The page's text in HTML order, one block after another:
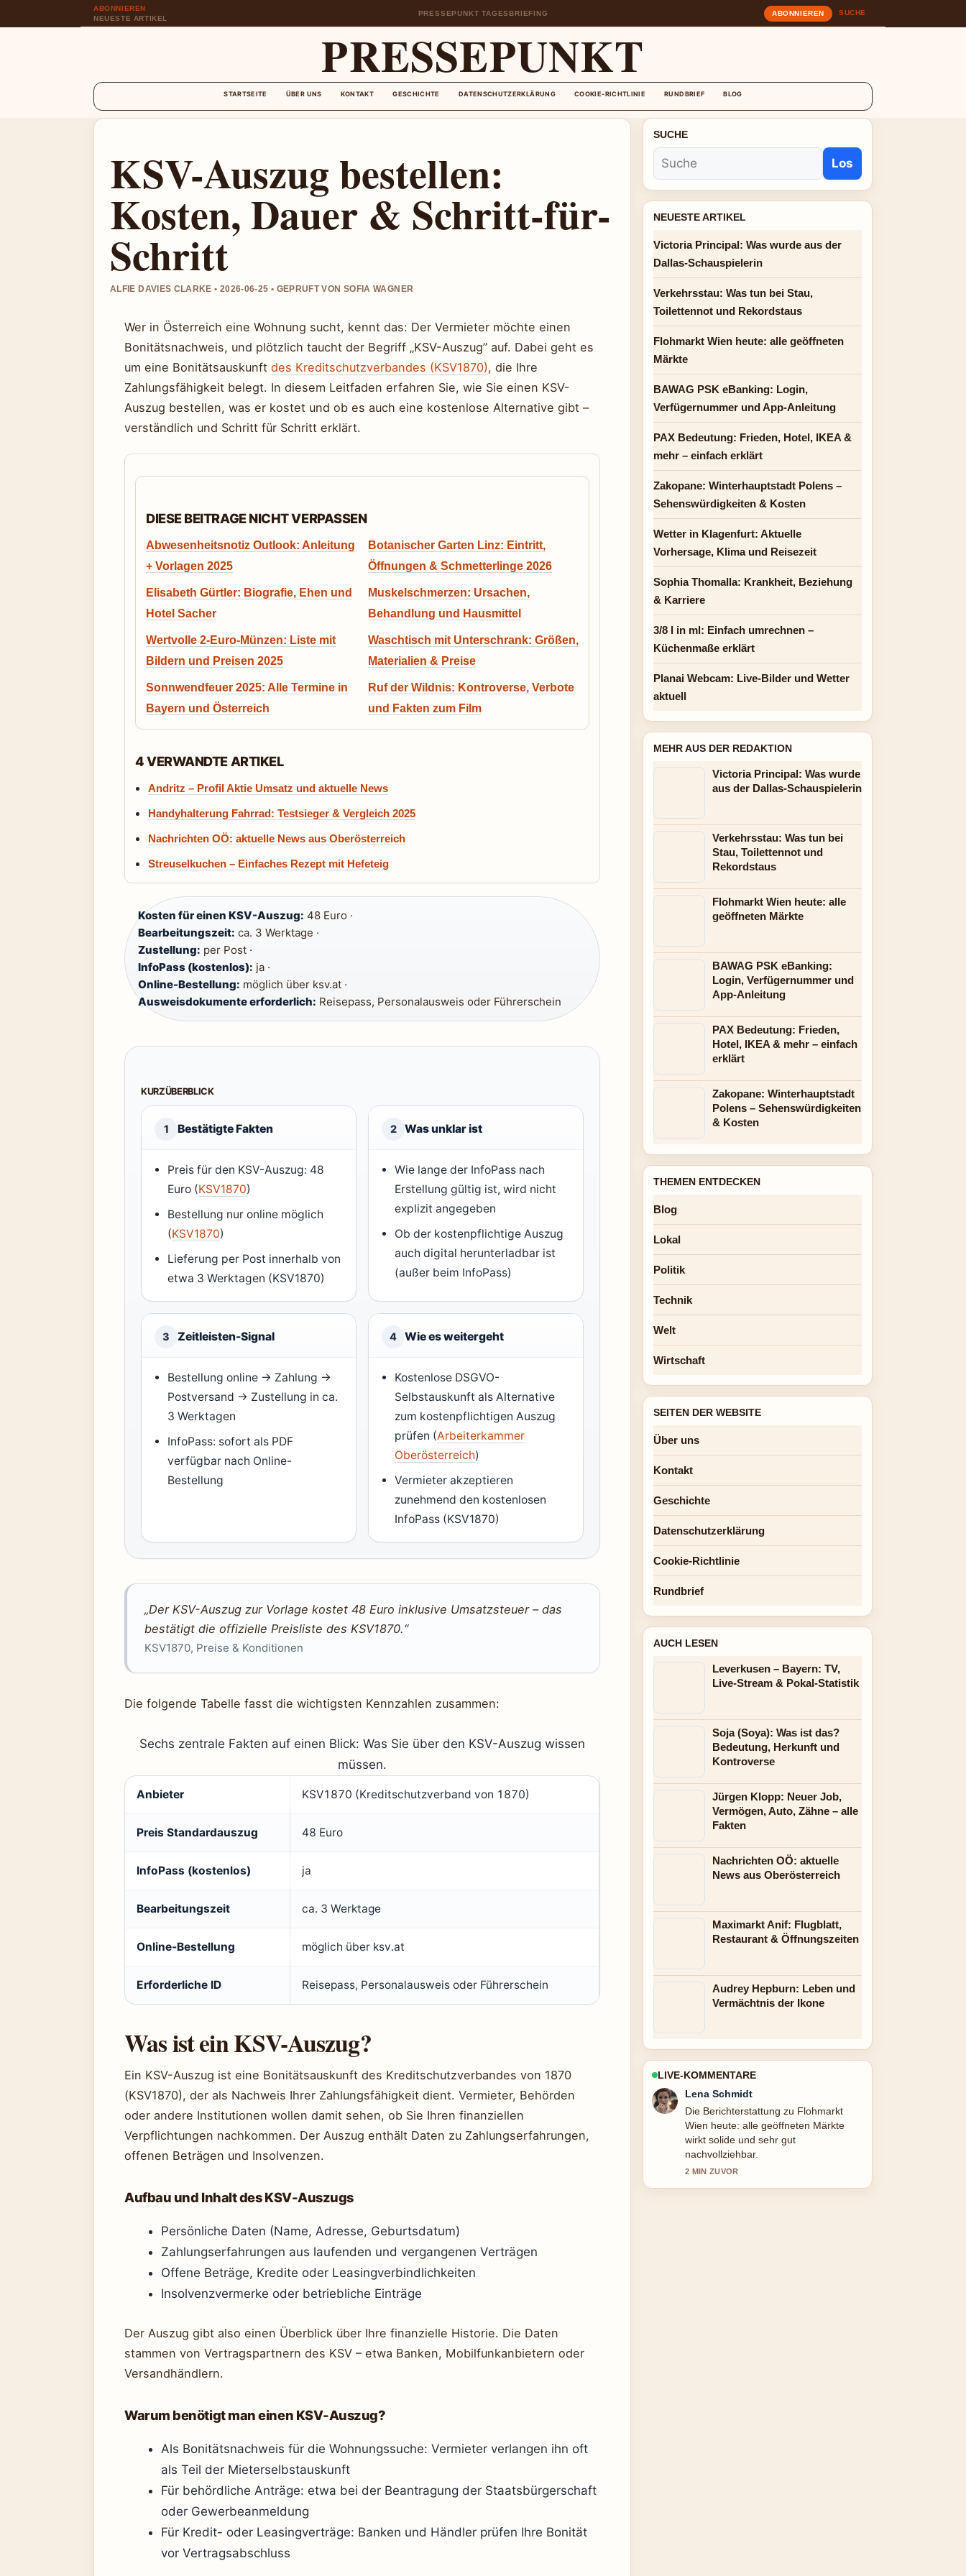
ABONNIEREN
NEUESTE ARTIKEL
PRESSEPUNKT TAGESBRIEFING ABONNIEREN SUCHE
PRESSEPUNKT
STARTSEITE ÜBER UNS KONTAKT GESCHICHTE DATENSCHUTZERKLÄRUNG COOKIE-RICHTLINIE RUNDBRIEF BLOG
KSV-Auszug bestellen:
Kosten, Dauer & Schritt-für-
Schritt
ALFIE DAVIES CLARKE • 2026-06-25 • GEPRUFT VON SOFIA WAGNER
Wer in Österreich eine Wohnung sucht, kennt das: Der Vermieter möchte einen
Bonitätsnachweis, und plötzlich taucht der Begriff „KSV-Auszug” auf. Dabei geht es
um eine Bonitätsauskunft des Kreditschutzverbandes (KSV1870), die Ihre
Zahlungsfähigkeit belegt. In diesem Leitfaden erfahren Sie, wie Sie einen KSV-
Auszug bestellen, was er kostet und ob es auch eine kostenlose Alternative gibt –
verständlich und Schritt für Schritt erklärt.
DIESE BEITRAGE NICHT VERPASSEN
Abwesenheitsnotiz Outlook: Anleitung
+ Vorlagen 2025
Botanischer Garten Linz: Eintritt,
Öffnungen & Schmetterlinge 2026
Elisabeth Gürtler: Biografie, Ehen und
Hotel Sacher
Muskelschmerzen: Ursachen,
Behandlung und Hausmittel
Wertvolle 2-Euro-Münzen: Liste mit
Bildern und Preisen 2025
Waschtisch mit Unterschrank: Größen,
Materialien & Preise
Sonnwendfeuer 2025: Alle Termine in
Bayern und Österreich
Ruf der Wildnis: Kontroverse, Verbote
und Fakten zum Film
4 VERWANDTE ARTIKEL
Andritz – Profil Aktie Umsatz und aktuelle News
Handyhalterung Fahrrad: Testsieger & Vergleich 2025
Nachrichten OÖ: aktuelle News aus Oberösterreich
Streuselkuchen – Einfaches Rezept mit Hefeteig
Kosten für einen KSV-Auszug: 48 Euro ·
Bearbeitungszeit: ca. 3 Werktage ·
Zustellung: per Post ·
InfoPass (kostenlos): ja ·
Online-Bestellung: möglich über ksv.at ·
Ausweisdokumente erforderlich: Reisepass, Personalausweis oder Führerschein
KURZÜBERBLICK
1 Bestätigte Fakten
Preis für den KSV-Auszug: 48
Euro (KSV1870)
Bestellung nur online möglich
(KSV1870)
Lieferung per Post innerhalb von
etwa 3 Werktagen (KSV1870)
2 Was unklar ist
Wie lange der InfoPass nach
Erstellung gültig ist, wird nicht
explizit angegeben
Ob der kostenpflichtige Auszug
auch digital herunterladbar ist
(außer beim InfoPass)
3 Zeitleisten-Signal
Bestellung online → Zahlung →
Postversand → Zustellung in ca.
3 Werktagen
InfoPass: sofort als PDF
verfügbar nach Online-
Bestellung
4 Wie es weitergeht
Kostenlose DSGVO-
Selbstauskunft als Alternative
zum kostenpflichtigen Auszug
prüfen (Arbeiterkammer
Oberösterreich)
Vermieter akzeptieren
zunehmend den kostenlosen
InfoPass (KSV1870)
„Der KSV-Auszug zur Vorlage kostet 48 Euro inklusive Umsatzsteuer – das
bestätigt die offizielle Preisliste des KSV1870.“
KSV1870, Preise & Konditionen
Die folgende Tabelle fasst die wichtigsten Kennzahlen zusammen:
Sechs zentrale Fakten auf einen Blick: Was Sie über den KSV-Auszug wissen
müssen.
Anbieter KSV1870 (Kreditschutzverband von 1870)
Preis Standardauszug 48 Euro
InfoPass (kostenlos) ja
Bearbeitungszeit ca. 3 Werktage
Online-Bestellung möglich über ksv.at
Erforderliche ID Reisepass, Personalausweis oder Führerschein
Was ist ein KSV-Auszug?
Ein KSV-Auszug ist eine Bonitätsauskunft des Kreditschutzverbandes von 1870
(KSV1870), der als Nachweis Ihrer Zahlungsfähigkeit dient. Vermieter, Behörden
oder andere Institutionen wollen damit sehen, ob Sie Ihren finanziellen
Verpflichtungen nachkommen. Der Auszug enthält Daten zu Zahlungserfahrungen,
offenen Beträgen und Insolvenzen.
Aufbau und Inhalt des KSV-Auszugs
Persönliche Daten (Name, Adresse, Geburtsdatum)
Zahlungserfahrungen aus laufenden und vergangenen Verträgen
Offene Beträge, Kredite oder Leasingverbindlichkeiten
Insolvenzvermerke oder betriebliche Einträge
Der Auszug gibt also einen Überblick über Ihre finanzielle Historie. Die Daten
stammen von Vertragspartnern des KSV – etwa Banken, Mobilfunkanbietern oder
Versandhändlern.
Warum benötigt man einen KSV-Auszug?
Als Bonitätsnachweis für die Wohnungssuche: Vermieter verlangen ihn oft
als Teil der Mieterselbstauskunft
Für behördliche Anträge: etwa bei der Beantragung der Staatsbürgerschaft
oder Gewerbeanmeldung
Für Kredit- oder Leasingverträge: Banken und Händler prüfen Ihre Bonität
vor Vertragsabschluss
SUCHE
Los
NEUESTE ARTIKEL
Victoria Principal: Was wurde aus der
Dallas-Schauspielerin
Verkehrsstau: Was tun bei Stau,
Toilettennot und Rekordstaus
Flohmarkt Wien heute: alle geöffneten
Märkte
BAWAG PSK eBanking: Login,
Verfügernummer und App-Anleitung
PAX Bedeutung: Frieden, Hotel, IKEA &
mehr – einfach erklärt
Zakopane: Winterhauptstadt Polens –
Sehenswürdigkeiten & Kosten
Wetter in Klagenfurt: Aktuelle
Vorhersage, Klima und Reisezeit
Sophia Thomalla: Krankheit, Beziehung
& Karriere
3/8 l in ml: Einfach umrechnen –
Küchenmaße erklärt
Planai Webcam: Live-Bilder und Wetter
aktuell
MEHR AUS DER REDAKTION
Victoria Principal: Was wurde
aus der Dallas-Schauspielerin
Verkehrsstau: Was tun bei
Stau, Toilettennot und
Rekordstaus
Flohmarkt Wien heute: alle
geöffneten Märkte
BAWAG PSK eBanking:
Login, Verfügernummer und
App-Anleitung
PAX Bedeutung: Frieden,
Hotel, IKEA & mehr – einfach
erklärt
Zakopane: Winterhauptstadt
Polens – Sehenswürdigkeiten
& Kosten
THEMEN ENTDECKEN
Blog
Lokal
Politik
Technik
Welt
Wirtschaft
SEITEN DER WEBSITE
Über uns
Kontakt
Geschichte
Datenschutzerklärung
Cookie-Richtlinie
Rundbrief
AUCH LESEN
Leverkusen – Bayern: TV,
Live-Stream & Pokal-Statistik
Soja (Soya): Was ist das?
Bedeutung, Herkunft und
Kontroverse
Jürgen Klopp: Neuer Job,
Vermögen, Auto, Zähne – alle
Fakten
Nachrichten OÖ: aktuelle
News aus Oberösterreich
Maximarkt Anif: Flugblatt,
Restaurant & Öffnungszeiten
Audrey Hepburn: Leben und
Vermächtnis der Ikone
LIVE-KOMMENTARE
Felix Meyer
Gute Verifikationsarbeit zu Victoria
Principal: Was wurde aus der Dallas-
Schauspielerin. Mehr Medien sollten
so schreiben.
4 MIN ZUVOR